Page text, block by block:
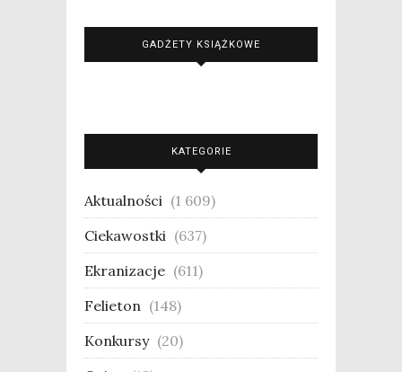
GADŻETY KSIĄŻKOWE
KATEGORIE
Aktualności (1 609)
Ciekawostki (637)
Ekranizacje (611)
Felieton (148)
Konkursy (20)